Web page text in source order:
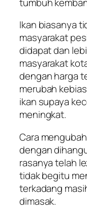
Ikan biasanya
masyarakat
didapat dan
masyarakat
dengan harga
merubah
ikan supaya
meningkat.
Cara
dengan
rasanya telah
tidak begitu
terkadang
dimasak.